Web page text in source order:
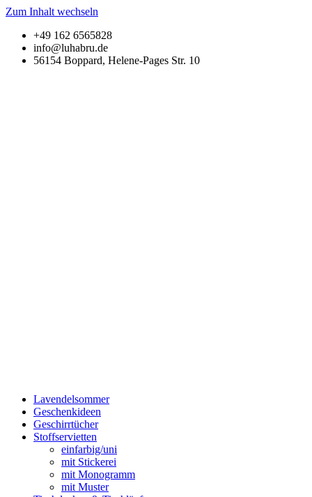
Zum Inhalt wechseln
+49 162 6565828
info@luhabru.de
56154 Boppard, Helene-Pages Str. 10
Lavendelsommer
Geschenkideen
Geschirrtücher
Stoffservietten
einfarbig/uni
mit Stickerei
mit Monogramm
mit Muster